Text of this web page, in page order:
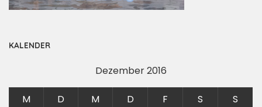
KALENDER
Dezember 2016
M D M D F S
S